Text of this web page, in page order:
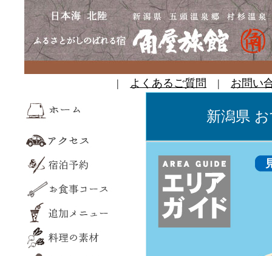
| よくあるご質問 | お問い
新潟県